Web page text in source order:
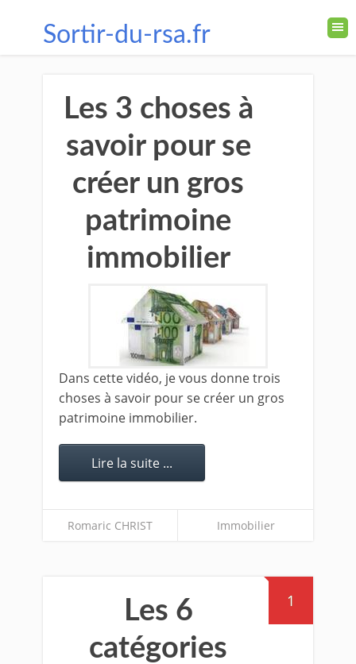
Sortir-du-rsa.fr
Les 3 choses à
savoir pour se
créer un gros
patrimoine
immobilier
Dans cette vidéo, je vous donne trois
choses à savoir pour se créer un gros
patrimoine immobilier.
Lire la suite ...
Romaric CHRIST Immobilier
1
Les 6
catégories